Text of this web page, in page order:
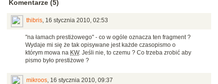
Komentarze (5)
thibris 16 stycznia 2010, 02:53
"na łamach prestiżowego" - co w ogóle oznacza ten fragment ?
Wydaje mi się że tak opisywane jest każde czasopismo o
którym mowa na KW. Jeśli nie, to czemu ? Co trzeba zrobić aby
pismo było prestiżowe ?
mikroos 16 stycznia 2010, 09:37